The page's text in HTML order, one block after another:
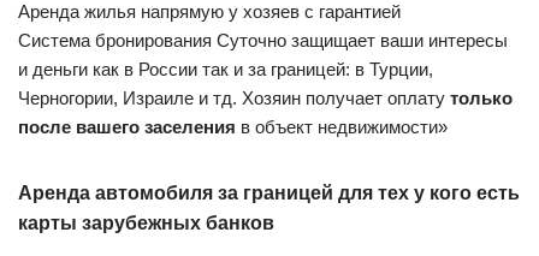
Аренда жилья напрямую у хозяев с гарантией
Система бронирования Суточно защищает ваши интересы
и деньги как в России так и за границей: в Турции,
Черногории, Израиле и тд. Хозяин получает оплату только
после вашего заселения в объект недвижимости»
Аренда автомобиля за границей для тех у кого есть
карты зарубежных банков